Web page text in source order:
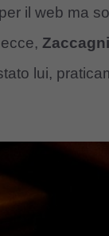
il web ma
Zaccagni
stato lui,